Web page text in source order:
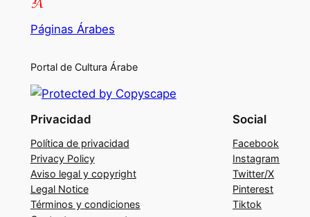
Páginas Árabes
Portal de Cultura Árabe
Privacidad
Política de privacidad
Privacy Policy
Aviso legal y copyright
Legal Notice
Términos y condiciones
Social
Facebook
Instagram
Twitter/X
Pinterest
Tiktok